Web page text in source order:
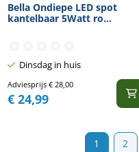
Bella Ondiepe LED spot
kantelbaar 5Watt ro...
Dinsdag in huis
Adviesprijs €28,00
€24,99
1 2